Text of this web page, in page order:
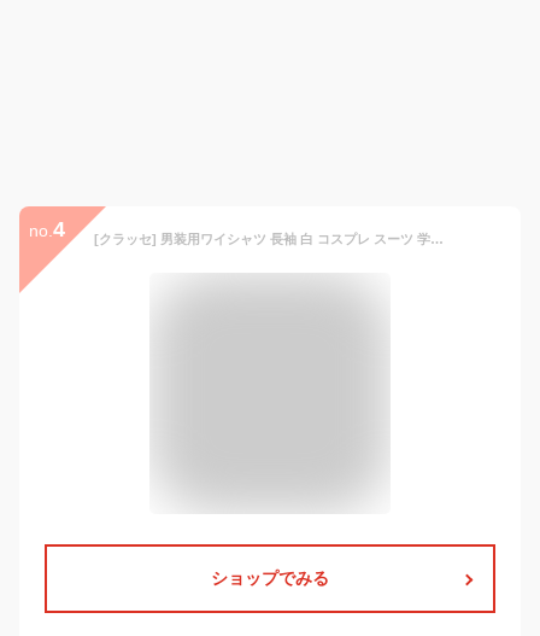
no. 4 [クラッセ] 男装用ワイシャツ 長袖 白 コスプレ スーツ 学生服 レディースサイズ ビジネス
ショップでみる